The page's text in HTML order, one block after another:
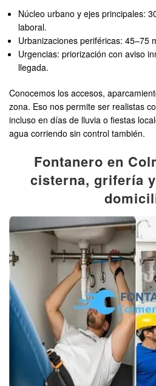
Núcleo urbano y ejes principales:
laboral.
Urbanizaciones periféricas: 45–75
Urgencias: priorización con aviso
llegada.
Conocemos los accesos,
zona. Eso nos permite ser realistas
incluso en días de lluvia o fiestas
agua corriendo sin control también.
Fontanero en
cisterna, grifería